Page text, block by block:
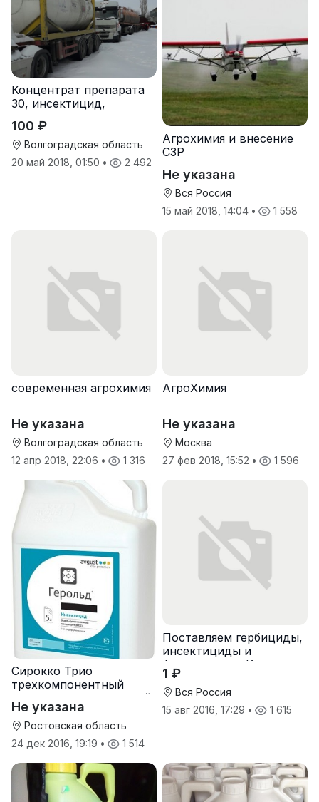
Концентрат препарата
30, инсектицид,
препарат 30+
100 ₽
Волгоградская область
20 май 2018, 01:50 • 2 492
Агрохимия и внесение
СЗР
Не указана
Вся Россия
15 май 2018, 14:04 • 1 558
современная агрохимия
Не указана
Волгоградская область
12 апр 2018, 22:06 • 1 316
АгроХимия
Не указана
Москва
27 фев 2018, 15:52 • 1 596
Сирокко Трио
трехкомпонентный
инсектицид в бинарной
упаковке
Не указана
Ростовская область
24 дек 2016, 19:19 • 1 514
Поставляем гербициды,
инсектициды и
фунгисиды из Китая
1 ₽
Вся Россия
15 авг 2016, 17:29 • 1 615